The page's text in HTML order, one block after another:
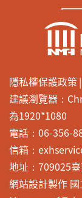
隱私權保護政策
建議瀏覽器：
為1920*1080
電話：06-356-
信箱：
地址：709025
網站設計製作